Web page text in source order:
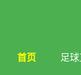
首页 足